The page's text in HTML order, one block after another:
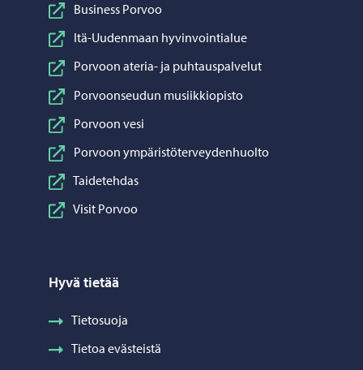
Business Porvoo
Itä-Uudenmaan hyvinvointialue
Porvoon ateria- ja puhtauspalvelut
Porvoonseudun musiikkiopisto
Porvoon vesi
Porvoon ympäristöterveydenhuolto
Taidetehdas
Visit Porvoo
Hyvä tietää
Tietosuoja
Tietoa evästeistä